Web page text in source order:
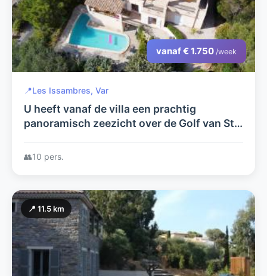
vanaf € 1.750 /week
📍Les Issambres, Var
U heeft vanaf de villa een prachtig
panoramisch zeezicht over de Golf van St-
op dal en heuvels
👥10 pers.
📍 11.5 km